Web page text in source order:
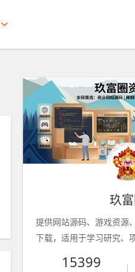
玖
提供网站源码、游戏资源
下载，适用于学习研究、
15399